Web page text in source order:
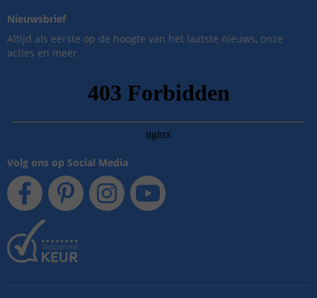
Nieuwsbrief
Altijd als eerste op de hoogte van het laatste nieuws, onze
acties en meer.
Volg ons op Social Media